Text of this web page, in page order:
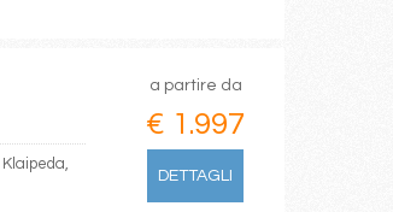
a partire da
€ 1.997
DETTAGLI